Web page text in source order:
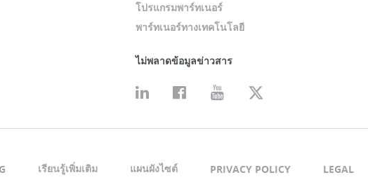
โปรแกรมพาร์ทเนอร์
พาร์ทเนอร์ทางเทคโนโลยี
ไม่พลาดข้อมูลข่าวสาร
เรียนรู้เพิ่มเติม แผนผังไซต์ PRIVACY POLICY LEGAL